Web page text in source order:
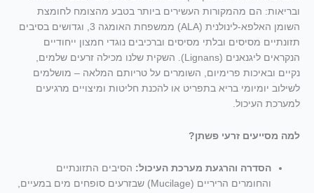
ובריאות: הם מהמקורות העשירים ביותר בטבע מהצומח לחומצת
השומן האלפא-לינולנית (ALA) ממשפחת האומגה 3, וגדושים בסיבים
תזונתיים מסיסים ובלתי מסיסים וברכיבים נוגדי חמצון ייחודיים
הנקראים ליגנאנים (Lignans). השקית שלנו מכילה זרעים שלמים,
נקיים ובאיכות פרימיום, השומרים על טריותם המלאה – מושלמים
לשילוב יומיומי בריא בתפריט או להכנת חליטות ומיצויים מרגיעים
למערכת העיכול.
למה מסייעים זרעי פשתן?
הסדרה והרגעת מערכת העיכול: הסיבים התזונתיים
והחומרים הריריים (Mucilage) שבזרעים סופחים מים במעיים,